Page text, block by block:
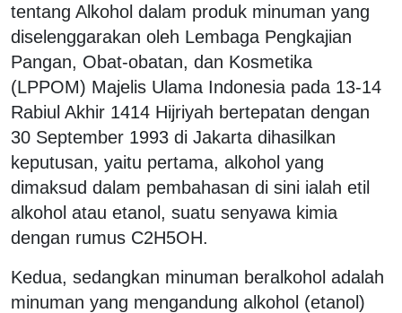
tentang Alkohol dalam produk minuman yang
diselenggarakan oleh Lembaga Pengkajian
Pangan, Obat-obatan, dan Kosmetika
(LPPOM) Majelis Ulama Indonesia pada 13-14
Rabiul Akhir 1414 Hijriyah bertepatan dengan
30 September 1993 di Jakarta dihasilkan
keputusan, yaitu pertama, alkohol yang
dimaksud dalam pembahasan di sini ialah etil
alkohol atau etanol, suatu senyawa kimia
dengan rumus C2H5OH.
Kedua, sedangkan minuman beralkohol adalah
minuman yang mengandung alkohol (etanol)